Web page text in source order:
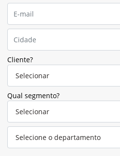
Cliente?
Qual segmento?